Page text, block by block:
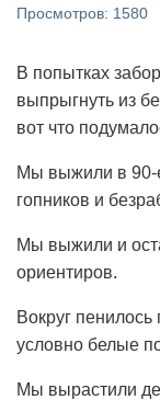
Просмотров: 1580
В попытках
выпрыгнуть из
вот что
Мы выжили в 90-
гопников и
Мы выжили и
ориентиров.
Вокруг
условно белые
Мы вырастили